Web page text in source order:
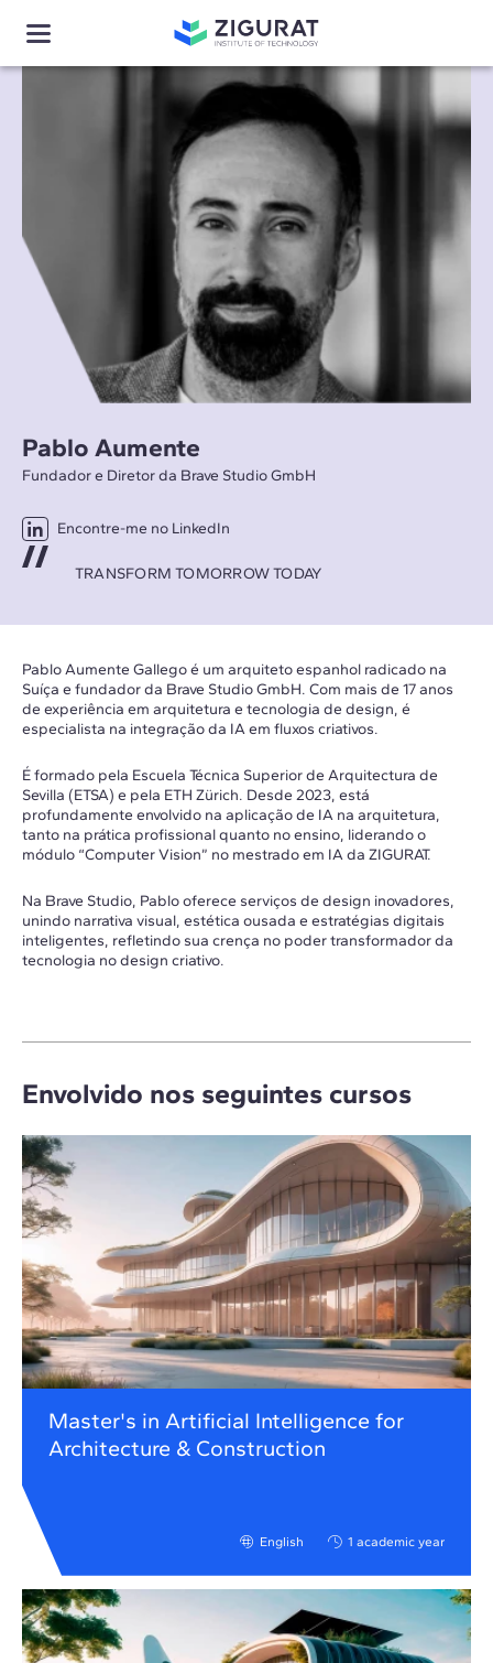
Pablo Aumente
Fundador e Diretor da Brave Studio GmbH
Encontre-me no LinkedIn
TRANSFORM TOMORROW TODAY
Pablo Aumente Gallego é um arquiteto espanhol radicado na
Suíça e fundador da Brave Studio GmbH. Com mais de 17 anos
de experiência em arquitetura e tecnologia de design, é
especialista na integração da IA em fluxos criativos.
É formado pela Escuela Técnica Superior de Arquitectura de
Sevilla (ETSA) e pela ETH Zürich. Desde 2023, está
profundamente envolvido na aplicação de IA na arquitetura,
tanto na prática profissional quanto no ensino, liderando o
módulo “Computer Vision” no mestrado em IA da ZIGURAT.
Na Brave Studio, Pablo oferece serviços de design inovadores,
unindo narrativa visual, estética ousada e estratégias digitais
inteligentes, refletindo sua crença no poder transformador da
tecnologia no design criativo.
Envolvido nos seguintes cursos
Master's in Artificial Intelligence for
Architecture & Construction
English 1 academic year